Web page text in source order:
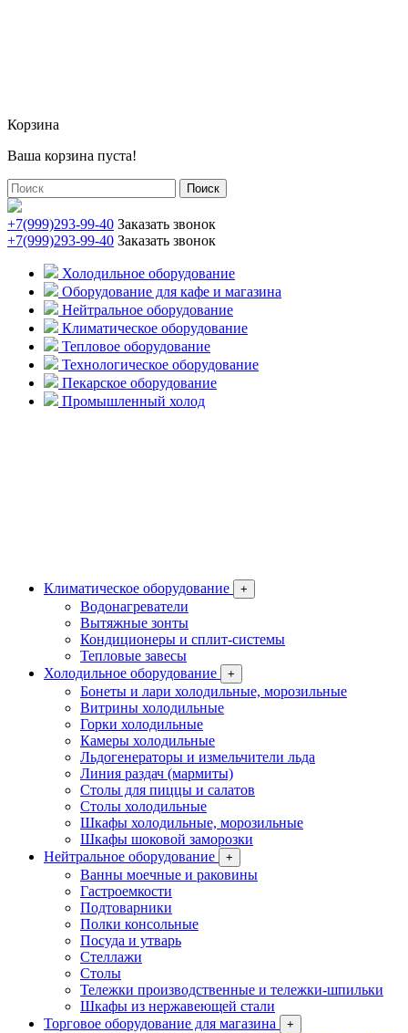
Корзина
Ваша корзина пуста!
Поиск
+7(999)293-99-40 Заказать звонок
+7(999)293-99-40 Заказать звонок
Холодильное оборудование
Оборудование для кафе и магазина
Нейтральное оборудование
Климатическое оборудование
Тепловое оборудование
Технологическое оборудование
Пекарское оборудование
Промышленный холод
Климатическое оборудование +
Водонагреватели
Вытяжные зонты
Кондиционеры и сплит-системы
Тепловые завесы
Холодильное оборудование
+
Бонеты и лари холодильные, морозильные
Витрины холодильные
Горки холодильные
Камеры холодильные
Льдогенераторы и измельчители льда
Линия раздач (мармиты)
Столы для пиццы и салатов
Столы холодильные
Шкафы холодильные, морозильные
Шкафы шоковой заморозки
Нейтральное оборудование
+
Ванны моечные и раковины
Гастроемкости
Подтоварники
Полки консольные
Посуда и утварь
Стеллажи
Столы
Тележки производственные и тележки-шпильки
Шкафы из нержавеющей стали
Торговое оборудование для магазина
+